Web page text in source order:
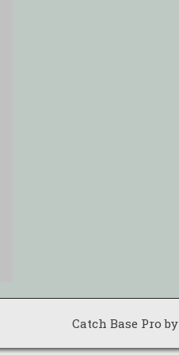
Catch Base Pro by